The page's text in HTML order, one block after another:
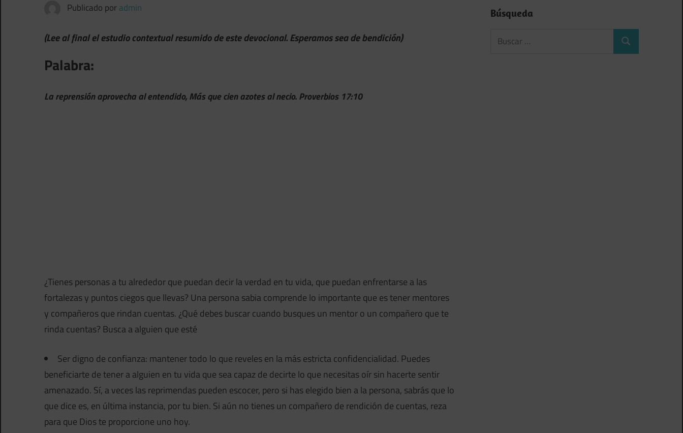
Publicado por admin
(Lee al final el estudio contextual resumido de este devocional. Esperamos sea de bendición)
Palabra:
La reprensión aprovecha al entendido, Más que cien azotes al necio. Proverbios 17:10
¿Tienes personas a tu alrededor que puedan decir la verdad en tu vida, que puedan enfrentarse a las
fortalezas y puntos ciegos que llevas? Una persona sabia comprende lo importante que es tener mentores
y compañeros que rindan cuentas. ¿Qué debes buscar cuando busques un mentor o un compañero que te
rinda cuentas? Busca a alguien que esté
Ser digno de confianza: mantener todo lo que reveles en la más estricta confidencialidad. Puedes
beneficiarte de tener a alguien en tu vida que sea capaz de decirte lo que necesitas oír sin hacerte sentir
amenazado. Sí, a veces las reprimendas pueden escocer, pero si has elegido bien a la persona, sabrás que lo
que dice es, en última instancia, por tu bien. Si aún no tienes un compañero de rendición de cuentas, reza
para que Dios te proporcione uno hoy.
Búsqueda